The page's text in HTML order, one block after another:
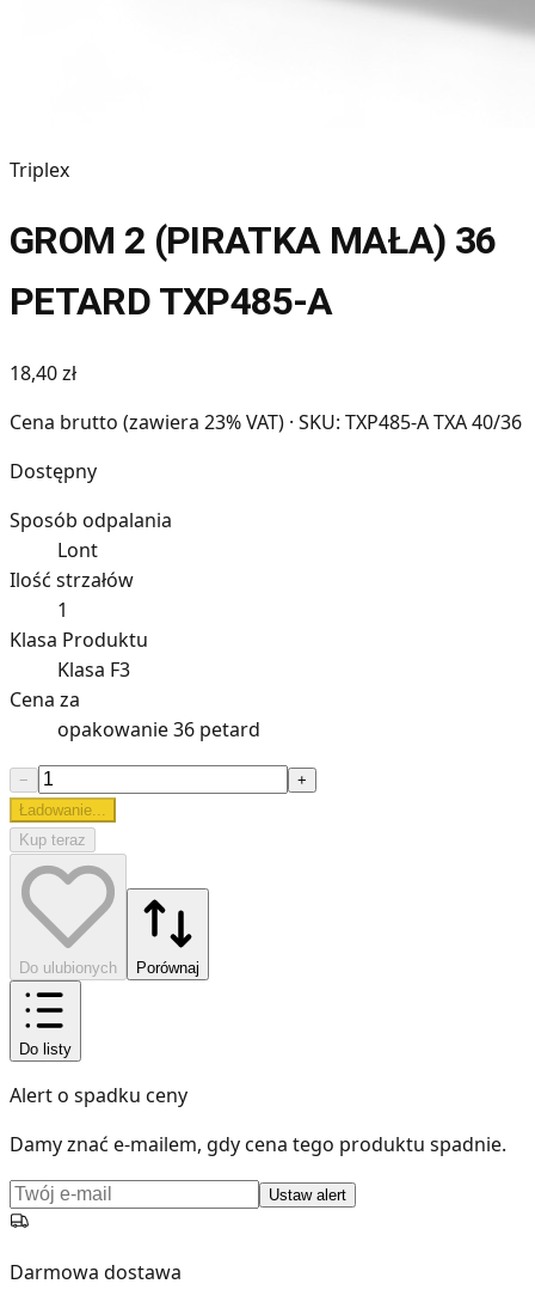
Triplex
GROM 2 (PIRATKA MAŁA) 36
PETARD TXP485-A
18,40 zł
Cena brutto (zawiera 23% VAT) · SKU: TXP485-A TXA 40/36
Dostępny
Sposób odpalania
Lont
Ilość strzałów
1
Klasa Produktu
Klasa F3
Cena za
opakowanie 36 petard
−
+
Ładowanie...
Kup teraz
Do ulubionych Porównaj
Do listy
Alert o spadku ceny
Damy znać e-mailem, gdy cena tego produktu spadnie.
Ustaw alert
Darmowa dostawa